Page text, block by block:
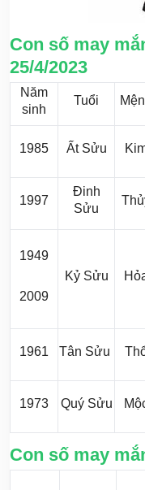
Con số may
25/4/2023
Năm
sinh
Tuổi
1985 Ất Sửu
1997
Đinh
Sửu
1949
2009
Kỷ Sửu
1961 Tân Sửu
1973 Quý Sửu
Con số may